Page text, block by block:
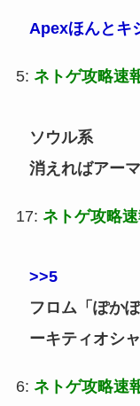
Apexほんとキ
5: ネトゲ攻略速
ソウル系
消えればアー
17: ネトゲ攻略
>>5
フロム「ぽか
ーキティオシ
6: ネトゲ攻略速